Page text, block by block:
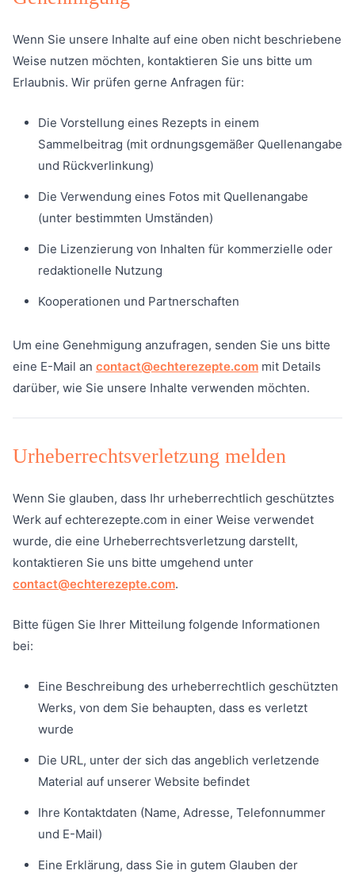
Wenn Sie unsere Inhalte auf eine oben nicht beschriebene
Weise nutzen möchten, kontaktieren Sie uns bitte um
Erlaubnis. Wir prüfen gerne Anfragen für:
Die Vorstellung eines Rezepts in einem
Sammelbeitrag (mit ordnungsgemäßer Quellenangabe
und Rückverlinkung)
Die Verwendung eines Fotos mit Quellenangabe
(unter bestimmten Umständen)
Die Lizenzierung von Inhalten für kommerzielle oder
redaktionelle Nutzung
Kooperationen und Partnerschaften
Um eine Genehmigung anzufragen, senden Sie uns bitte
eine E-Mail an contact@echterezepte.com mit Details
darüber, wie Sie unsere Inhalte verwenden möchten.
Urheberrechtsverletzung melden
Wenn Sie glauben, dass Ihr urheberrechtlich geschütztes
Werk auf echterezepte.com in einer Weise verwendet
wurde, die eine Urheberrechtsverletzung darstellt,
kontaktieren Sie uns bitte umgehend unter
contact@echterezepte.com.
Bitte fügen Sie Ihrer Mitteilung folgende Informationen
bei:
Eine Beschreibung des urheberrechtlich geschützten
Werks, von dem Sie behaupten, dass es verletzt
wurde
Die URL, unter der sich das angeblich verletzende
Material auf unserer Website befindet
Ihre Kontaktdaten (Name, Adresse, Telefonnummer
und E-Mail)
Eine Erklärung, dass Sie in gutem Glauben der